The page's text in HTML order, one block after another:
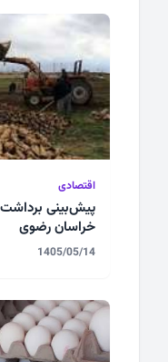
اقتصادی
خراسان رضوی
1405/05/14